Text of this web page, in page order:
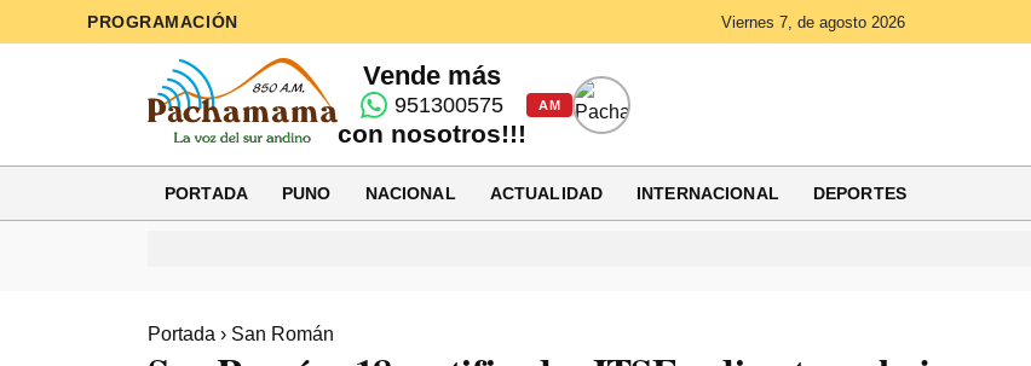
PROGRAMACIÓN Viernes 7, de agosto 2026
Vende más
951300575
con nosotros!!!
AM
PORTADA PUNO NACIONAL ACTUALIDAD INTERNACIONAL DEPORTES
Portada › San Román